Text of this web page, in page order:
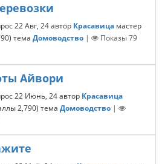
22 Авг, 24 автор Красавица мастер
) тема Домоводство | Показы79
Айвори
22 Июнь, 24 автор Красавица
2,790) тема Домоводство |